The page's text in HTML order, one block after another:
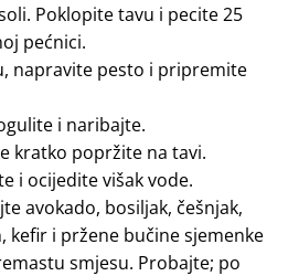
Poklopite tavu i pecite 25
pećnici.
napravite pesto i pripremite
i naribajte.
kratko popržite na tavi.
i ocijedite višak vode.
avokado, bosiljak, češnjak,
kefir i pržene bučine sjemenke
smjesu. Probajte; po